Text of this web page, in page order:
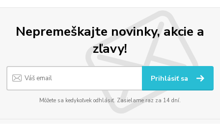
Nepremeškajte novinky, akcie a
zľavy!
Prihlásiť sa
Môžete sa kedykoľvek odhlásiť. Zasielame raz za 14 dní.